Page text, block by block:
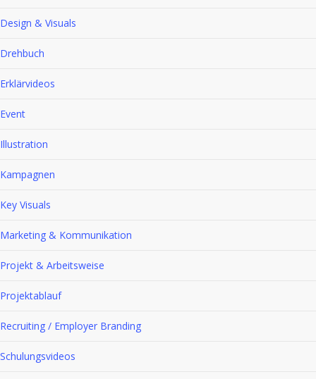
Design & Visuals
Drehbuch
Erklärvideos
Event
Illustration
Kampagnen
Key Visuals
Marketing & Kommunikation
Projekt & Arbeitsweise
Projektablauf
Recruiting / Employer Branding
Schulungsvideos